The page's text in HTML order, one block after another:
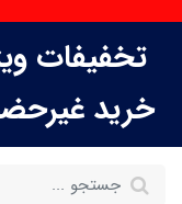
تخفیفات
خرید